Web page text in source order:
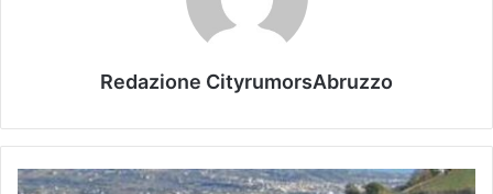
Redazione CityrumorsAbruzzo